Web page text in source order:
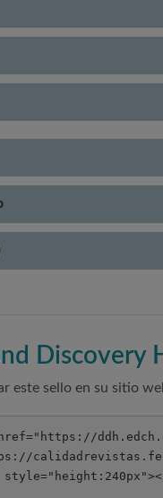
Discovery
este sello en su sitio